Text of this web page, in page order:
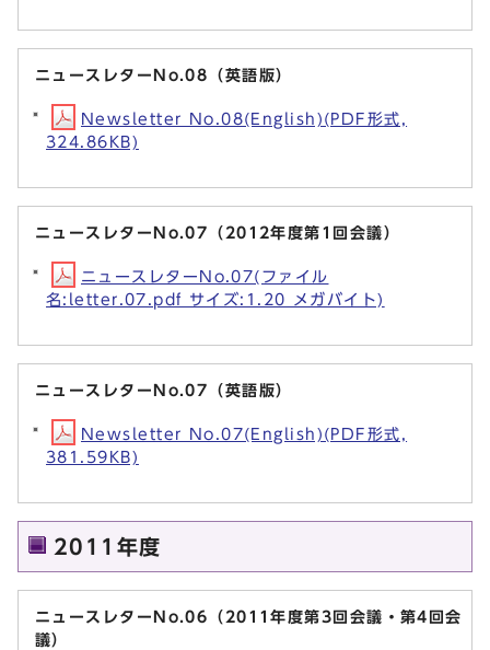
ニュースレターNo.08（英語版）
Newsletter No.08(English)(PDF形式,
324.86KB)
ニュースレターNo.07（2012年度第1回会議）
ニュースレターNo.07(ファイル
名:letter.07.pdf サイズ:1.20 メガバイト)
ニュースレターNo.07（英語版）
Newsletter No.07(English)(PDF形式,
381.59KB)
2011年度
ニュースレターNo.06（2011年度第3回会議・第4回会
議）